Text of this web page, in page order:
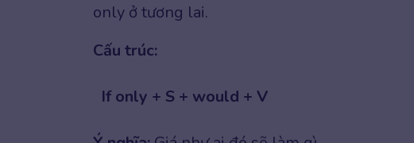
only ở tương lai.
Cấu trúc:
If only + S + would + V